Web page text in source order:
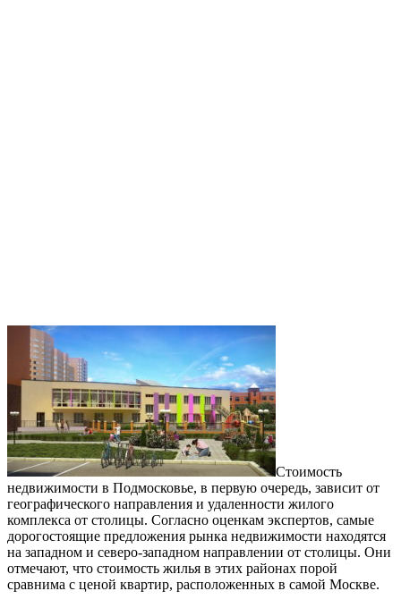
Стоимость
недвижимости в Подмосковье, в первую очередь, зависит от
географического направления и удаленности жилого
комплекса от столицы. Согласно оценкам экспертов, самые
дорогостоящие предложения рынка недвижимости находятся
на западном и северо-западном направлении от столицы. Они
отмечают, что стоимость жилья в этих районах порой
сравнима с ценой квартир, расположенных в самой Москве.